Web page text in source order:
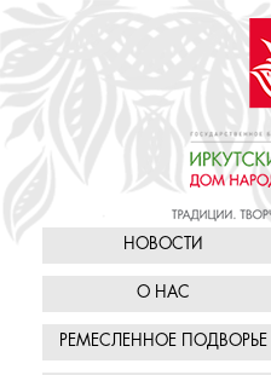
НОВОСТИ
О НАС
РЕМЕСЛЕННОЕ ПОДВОРЬЕ